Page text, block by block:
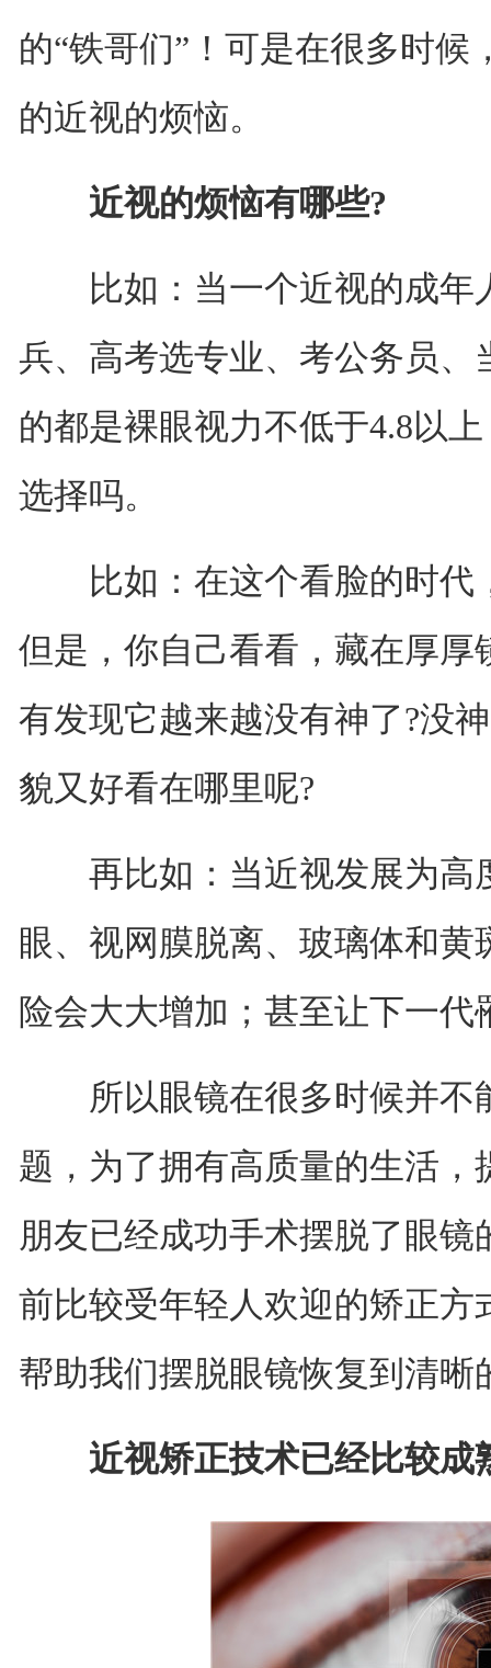
的“铁哥们”！可是在很多时
的近视的烦恼。
近视的烦恼有哪些?
比如：当一个近视的成年
兵、高考选专业、考公务员
的都是裸眼视力不低于4.8以
选择吗。
比如：在这个看脸的时代
但是，你自己看看，藏在厚
有发现它越来越没有神了?没
貌又好看在哪里呢?
再比如：当近视发展为高
眼、视网膜脱离、玻璃体和
险会大大增加；甚至让下一
所以眼镜在很多时候并不
题，为了拥有高质量的生活
朋友已经成功手术摆脱了眼
前比较受年轻人欢迎的矫正
帮助我们摆脱眼镜恢复到清晰
近视矫正技术已经比较成